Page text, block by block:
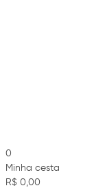
0
Minha cesta
R$ 0,00